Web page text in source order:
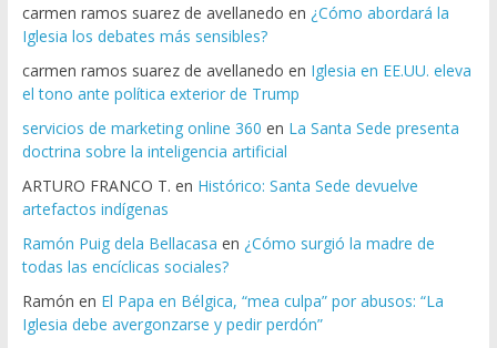
carmen ramos suarez de avellanedo en ¿Cómo abordará la
Iglesia los debates más sensibles?
carmen ramos suarez de avellanedo en Iglesia en EE.UU. eleva
el tono ante política exterior de Trump
servicios de marketing online 360 en La Santa Sede presenta
doctrina sobre la inteligencia artificial
ARTURO FRANCO T. en Histórico: Santa Sede devuelve
artefactos indígenas
Ramón Puig dela Bellacasa en ¿Cómo surgió la madre de
todas las encíclicas sociales?
Ramón en El Papa en Bélgica, “mea culpa” por abusos: “La
Iglesia debe avergonzarse y pedir perdón”